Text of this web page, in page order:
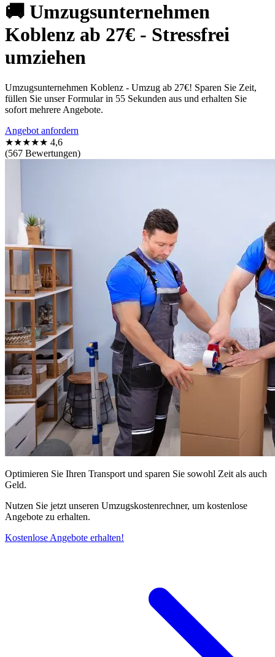
🚚 Umzugsunternehmen
Koblenz ab 27€ - Stressfrei
umziehen
Umzugsunternehmen Koblenz - Umzug ab 27€! Sparen Sie Zeit,
füllen Sie unser Formular in 55 Sekunden aus und erhalten Sie
sofort mehrere Angebote.
Angebot anfordern
★★★★★ 4,6
(567 Bewertungen)
Optimieren Sie Ihren Transport und sparen Sie sowohl Zeit als auch
Geld.
Nutzen Sie jetzt unseren Umzugskostenrechner, um kostenlose
Angebote zu erhalten.
Kostenlose Angebote erhalten!